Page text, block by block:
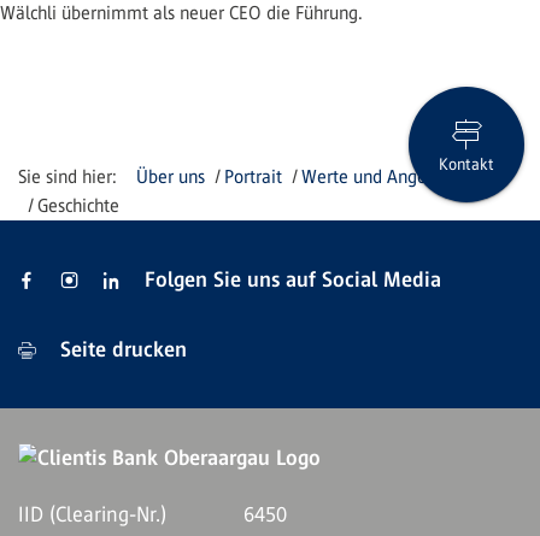
Wälchli übernimmt als neuer CEO die Führung.
Über uns Portrait
Werte und Angebote
Geschichte
Kontakt
Folgen Sie uns auf Social Media
Seite drucken
IID (Clearing-Nr.)
6450